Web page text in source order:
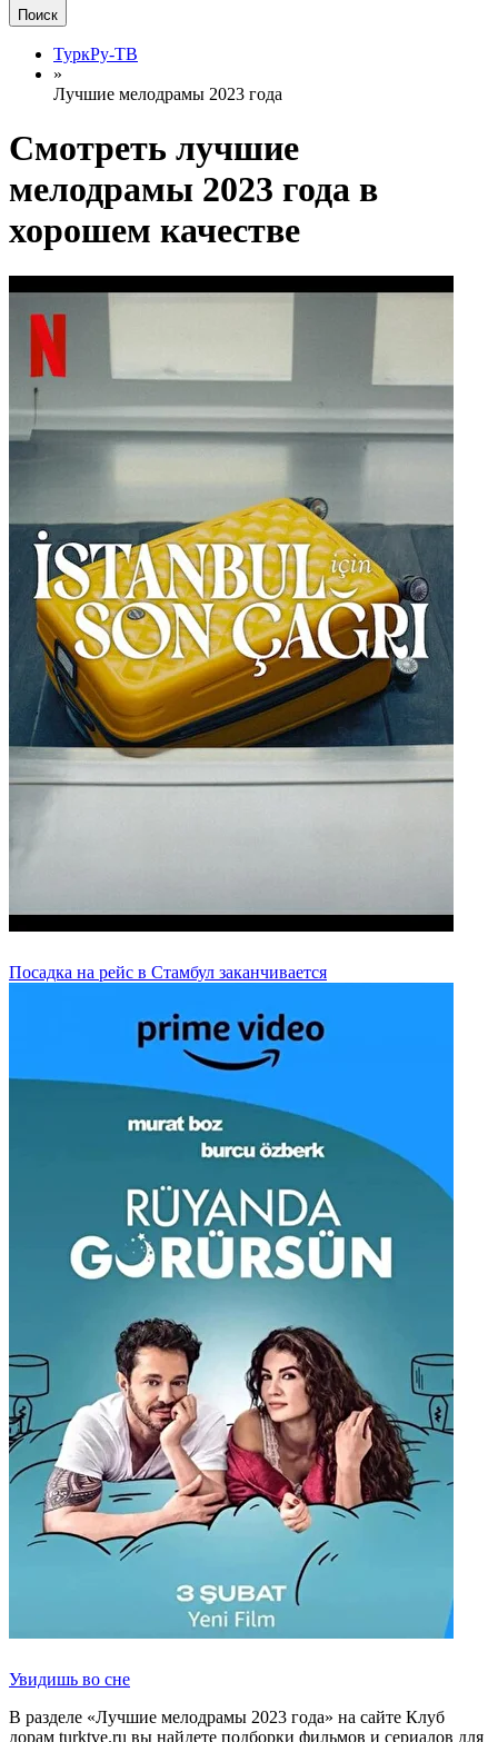
Поиск
ТуркРу-ТВ
»
Лучшие мелодрамы 2023 года
Смотреть лучшие
мелодрамы 2023 года в
хорошем качестве
Посадка на рейс в Стамбул заканчивается
Увидишь во сне
В разделе «Лучшие мелодрамы 2023 года» на сайте Клуб
дорам turktve.ru вы найдете подборки фильмов и сериалов для